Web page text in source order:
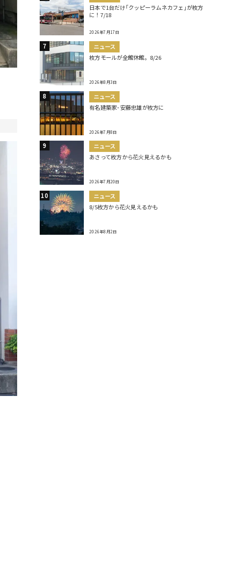
日本で1台だけ｢クッピーラムネカフェ｣が枚方
に！7/18
2026年7月17日
ニュース
枚方モールが全館休館。8/26
2026年8月3日
ニュース
有名建築家･安藤忠雄が枚方に
2026年7月8日
ニュース
あさって枚方から花火見えるかも
2026年7月20日
ニュース
8/5枚方から花火見えるかも
2026年8月2日